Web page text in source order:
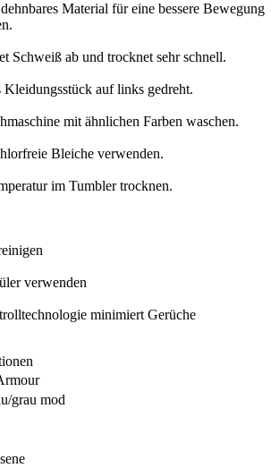
Material für eine bessere Bewegung
Schweiß ab und trocknet sehr schnell.
Kleidungsstück auf links gedreht.
mit ähnlichen Farben waschen.
Bleiche verwenden.
im Tumbler trocknen.
verwenden
minimiert Gerüche
grau mod